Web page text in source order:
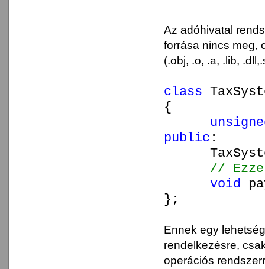
Az adóhivatal
forrása nincs meg,
(.obj, .o, .a, .lib,
class
{
public :
//
void
};
Ennek egy
rendelkezésre,
operációs